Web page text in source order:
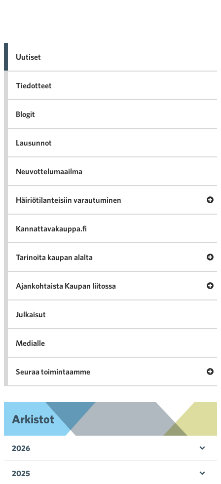
Uutiset
Tiedotteet
Blogit
Lausunnot
Neuvottelumaailma
Häiriötilanteisiin varautuminen
Kannattavakauppa.fi
Tarinoita kaupan alalta
Ajankohtaista Kaupan liitossa
Julkaisut
Medialle
Seuraa toimintaamme
Arkistot
2026
2025